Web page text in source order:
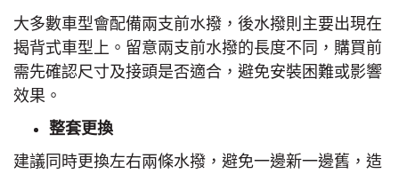
大多數車型會配備兩支前水撥，後水撥則主要出現在
揭背式車型上。留意兩支前水撥的長度不同，購買前
需先確認尺寸及接頭是否適合，避免安裝困難或影響
效果。
整套更換
建議同時更換左右兩條水撥，避免一邊新一邊舊，造